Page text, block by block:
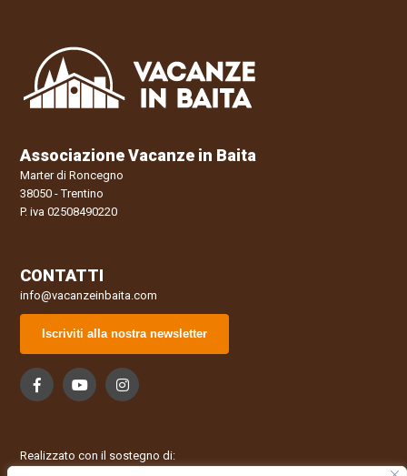
Associazione Vacanze in Baita
Marter di Roncegno
38050 - Trentino
P. iva 02508490220
CONTATTI
info@vacanzeinbaita.com
Iscriviti alla nostra newsletter
Realizzato con il sostegno di: